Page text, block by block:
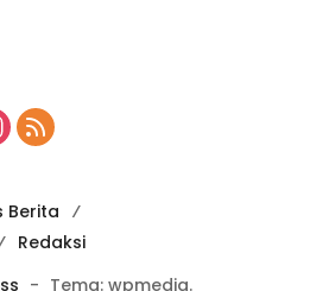
Berita
Redaksi
- Tema: wpmedia.